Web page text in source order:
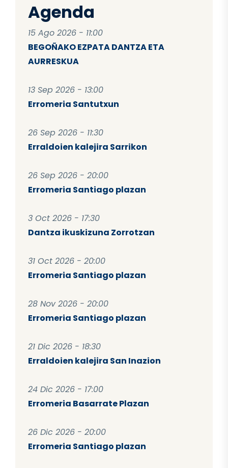
Agenda
15 Ago 2026 - 11:00
BEGOÑAKO EZPATA DANTZA ETA
AURRESKUA
13 Sep 2026 - 13:00
Erromeria Santutxun
26 Sep 2026 - 11:30
Erraldoien kalejira Sarrikon
26 Sep 2026 - 20:00
Erromeria Santiago plazan
3 Oct 2026 - 17:30
Dantza ikuskizuna Zorrotzan
31 Oct 2026 - 20:00
Erromeria Santiago plazan
28 Nov 2026 - 20:00
Erromeria Santiago plazan
21 Dic 2026 - 18:30
Erraldoien kalejira San Inazion
24 Dic 2026 - 17:00
Erromeria Basarrate Plazan
26 Dic 2026 - 20:00
Erromeria Santiago plazan